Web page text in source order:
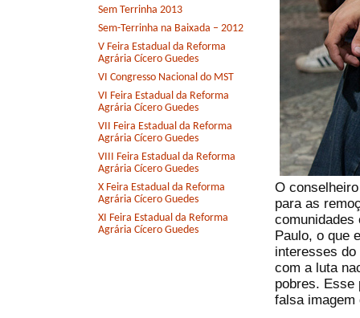
Sem Terrinha 2013
Sem-Terrinha na Baixada – 2012
V Feira Estadual da Reforma
Agrária Cícero Guedes
VI Congresso Nacional do MST
VI Feira Estadual da Reforma
Agrária Cícero Guedes
VII Feira Estadual da Reforma
Agrária Cícero Guedes
VIII Feira Estadual da Reforma
Agrária Cícero Guedes
X Feira Estadual da Reforma
Agrária Cícero Guedes
XI Feira Estadual da Reforma
Agrária Cícero Guedes
O
para as
comunidades
Paulo, o que
interesses
com a luta
pobres. Esse
falsa imagem